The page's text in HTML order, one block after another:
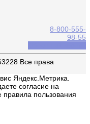
8-800-555-
98-55
Все права
Яндекс.Метрика.
согласие на
пользования